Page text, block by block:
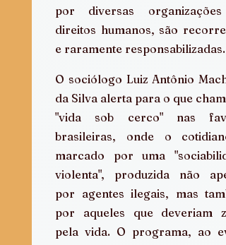
por diversas organizações
direitos humanos, são
e raramente responsabilizadas.
O sociólogo Luiz Antônio
da Silva alerta para o que
"vida sob cerco" nas
brasileiras, onde o
marcado por uma
violenta", produzida não
por agentes ilegais, mas
por aqueles que deveriam
pela vida. O programa, ao